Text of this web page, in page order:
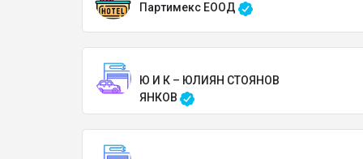
Партимекс ЕООД
Ю И К – ЮЛИЯН СТОЯНОВ
ЯНКОВ